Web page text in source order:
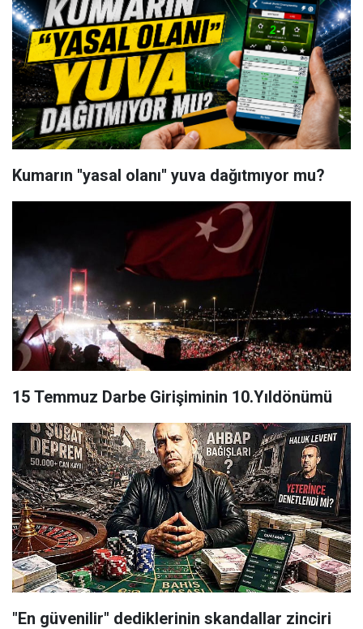
Kumarın ''yasal olanı'' yuva dağıtmıyor mu?
15 Temmuz Darbe Girişiminin 10.Yıldönümü
"En güvenilir" dediklerinin skandallar zinciri